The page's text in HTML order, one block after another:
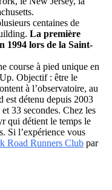
centaines de
La première
1994 lors de la Saint-
course à pied unique en
Objectif : être le
à l’observatoire, au
est détenu depuis 2003
33 secondes. Chez les
qui détient le temps le
Si l’expérience vous
Road Runners Club par